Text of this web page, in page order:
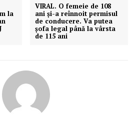
la
VIRAL. O femeie de 108
ani și-a reînnoit permisul
de conducere. Va putea
șofa legal până la vârsta
de 115 ani